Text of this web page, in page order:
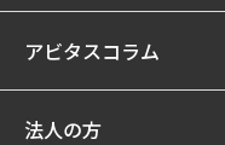
アビタスコラム
法人の方